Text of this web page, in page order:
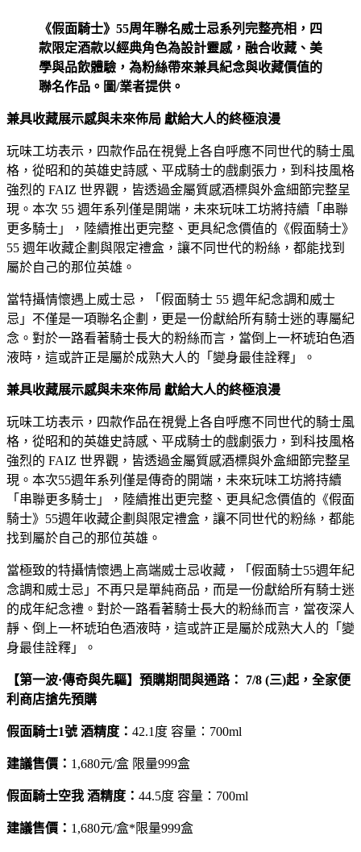
《假面騎士》55周年聯名威士忌系列完整亮相，四
款限定酒款以經典角色為設計靈感，融合收藏、美
學與品飲體驗，為粉絲帶來兼具紀念與收藏價值的
聯名作品。圖/業者提供。
兼具收藏展示感與未來佈局 獻給大人的終極浪漫
玩味工坊表示，四款作品在視覺上各自呼應不同世代的騎士風
格，從昭和的英雄史詩感、平成騎士的戲劇張力，到科技風格
強烈的 FAIZ 世界觀，皆透過金屬質感酒標與外盒細節完整呈
現。本次 55 週年系列僅是開端，未來玩味工坊將持續「串聯
更多騎士」，陸續推出更完整、更具紀念價值的《假面騎士》
55 週年收藏企劃與限定禮盒，讓不同世代的粉絲，都能找到
屬於自己的那位英雄。
當特攝情懷遇上威士忌，「假面騎士 55 週年紀念調和威士
忌」不僅是一項聯名企劃，更是一份獻給所有騎士迷的專屬紀
念。對於一路看著騎士長大的粉絲而言，當倒上一杯琥珀色酒
液時，這或許正是屬於成熟大人的「變身最佳詮釋」。
兼具收藏展示感與未來佈局 獻給大人的終極浪漫
玩味工坊表示，四款作品在視覺上各自呼應不同世代的騎士風
格，從昭和的英雄史詩感、平成騎士的戲劇張力，到科技風格
強烈的 FAIZ 世界觀，皆透過金屬質感酒標與外盒細節完整呈
現。本次55週年系列僅是傳奇的開端，未來玩味工坊將持續
「串聯更多騎士」，陸續推出更完整、更具紀念價值的《假面
騎士》55週年收藏企劃與限定禮盒，讓不同世代的粉絲，都能
找到屬於自己的那位英雄。
當極致的特攝情懷遇上高端威士忌收藏，「假面騎士55週年紀
念調和威士忌」不再只是單純商品，而是一份獻給所有騎士迷
的成年紀念禮。對於一路看著騎士長大的粉絲而言，當夜深人
靜、倒上一杯琥珀色酒液時，這或許正是屬於成熟大人的「變
身最佳詮釋」。
【第一波·傳奇與先驅】預購期間與通路： 7/8 (三)起，全家便
利商店搶先預購
假面騎士1號 酒精度 ： 42.1度 容量：700ml
建議售價： 1,680元/盒 限量999盒
假面騎士空我 酒精度： 44.5度 容量：700ml
建議售價： 1,680元/盒*限量999盒